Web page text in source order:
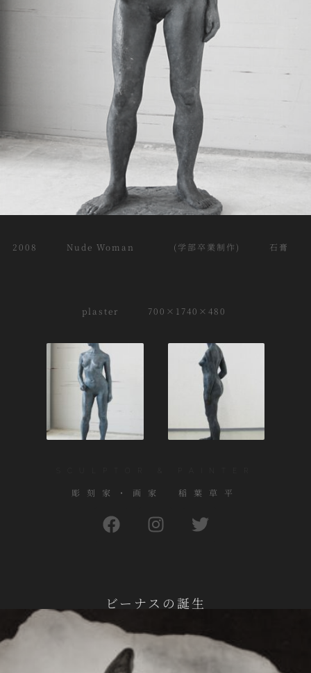
2008 Nude Woman (学部卒業制作) 石膏
plaster 700×1740×480
彫刻家・画家 稲葉草平
ビーナスの誕生